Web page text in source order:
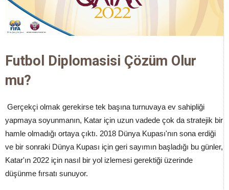
Futbol Diplomasisi Çözüm Olur
mu?
Gerçekçi olmak gerekirse tek başına turnuvaya ev sahipliği
yapmaya soyunmanın, Katar için uzun vadede çok da stratejik bir
hamle olmadığı ortaya çıktı. 2018 Dünya Kupası'nın sona erdiği
ve bir sonraki Dünya Kupası için geri sayımın başladığı bu günler,
Katar'ın 2022 için nasıl bir yol izlemesi gerektiği üzerinde
düşünme fırsatı sunuyor.